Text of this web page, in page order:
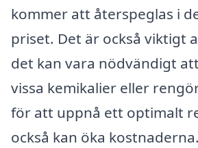
kommer att återspeglas i
priset. Det är också viktigt
det kan vara nödvändigt
vissa kemikalier eller
för att uppnå ett optimalt
också kan öka kostnaderna.